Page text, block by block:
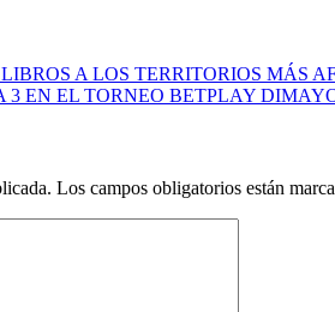
A LOS TERRITORIOS MÁS
EN EL TORNEO BETPLAY
Los campos obligatorios están